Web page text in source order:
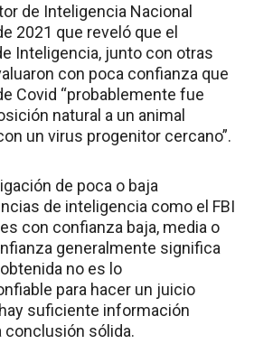
de Inteligencia Nacional
2021 que reveló que el
Inteligencia, junto con otras
con poca confianza que
Covid “probablemente fue
natural a un animal
un virus progenitor cercano”.
de poca o baja
de inteligencia como el FBI
con confianza baja, media o
generalmente significa
no es lo
para hacer un juicio
suficiente información
conclusión sólida.